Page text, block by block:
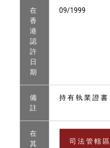
在
香
港
認
許
日
期
09/1999
備
註
持 有 執 業 證 書
在
其
司 法 管 轄 區